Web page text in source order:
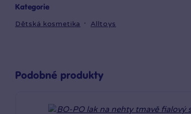
Kategorie
Dětská kosmetika Alltoys
Podobné produkty